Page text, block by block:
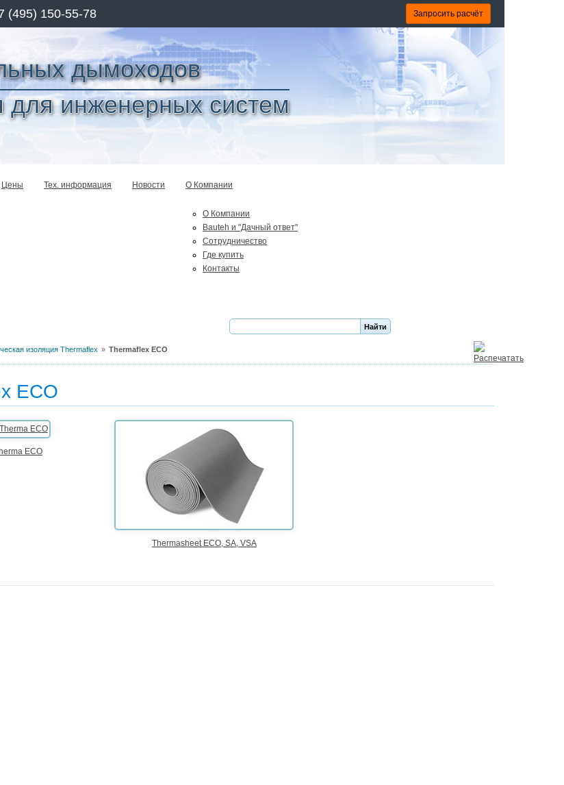
(495) 150-55-78 Запросить расчёт
дымоходов
для инженерных систем
Цены Тех. информация Новости О Компании
О Компании
Bauteh и "Дачный ответ"
Сотрудничество
Где купить
Контакты
изоляция Thermaflex Thermaflex ECO
ECO
ECO
Thermasheet ECO, SA, VSA